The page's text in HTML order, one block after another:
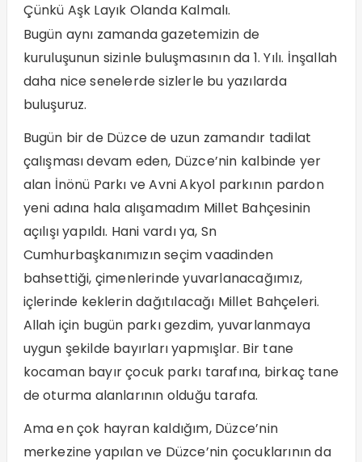
Çünkü Aşk Layık Olanda Kalmalı.
Bugün aynı zamanda gazetemizin de
kuruluşunun sizinle buluşmasının da 1. Yılı. İnşallah
daha nice senelerde sizlerle bu yazılarda
buluşuruz.
Bugün bir de Düzce de uzun zamandır tadilat
çalışması devam eden, Düzce’nin kalbinde yer
alan İnönü Parkı ve Avni Akyol parkının pardon
yeni adına hala alışamadım Millet Bahçesinin
açılışı yapıldı. Hani vardı ya, Sn
Cumhurbaşkanımızın seçim vaadinden
bahsettiği, çimenlerinde yuvarlanacağımız,
içlerinde keklerin dağıtılacağı Millet Bahçeleri.
Allah için bugün parkı gezdim, yuvarlanmaya
uygun şekilde bayırları yapmışlar. Bir tane
kocaman bayır çocuk parkı tarafına, birkaç tane
de oturma alanlarının olduğu tarafa.
Ama en çok hayran kaldığım, Düzce’nin
merkezine yapılan ve Düzce’nin çocuklarının da